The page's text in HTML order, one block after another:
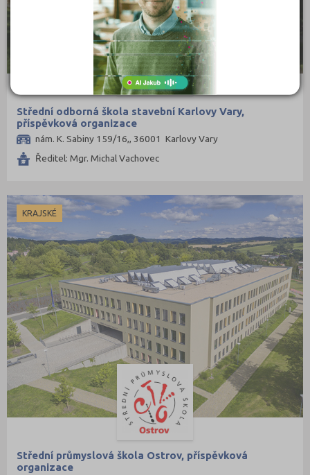
Střední odborná škola stavební Karlovy Vary,
příspěvková organizace
nám. K. Sabiny 159/16,, 36001 Karlovy Vary
Ředitel: Mgr. Michal Vachovec
KRAJSKÉ
Střední průmyslová škola Ostrov, příspěvková
organizace